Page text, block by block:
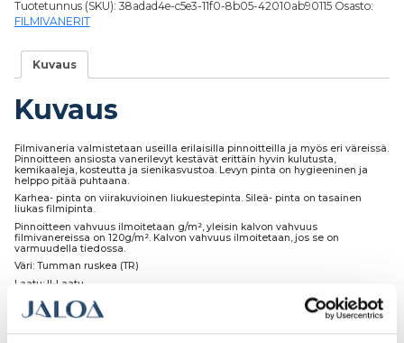
Tuotetunnus (SKU): 38adad4e-c5e3-11f0-8b05-42010ab90115 Osasto:
FILMIVANERIT
Kuvaus
Kuvaus
Filmivaneria valmistetaan useilla erilaisilla pinnoitteilla ja myös eri väreissä.
Pinnoitteen ansiosta vanerilevyt kestävät erittäin hyvin kulutusta,
kemikaaleja, kosteutta ja sienikasvustoa. Levyn pinta on hygieeninen ja
helppo pitää puhtaana.
Karhea- pinta on viirakuvioinen liukuestepinta. Sileä- pinta on tasainen
liukas filmipinta.
Pinnoitteen vahvuus ilmoitetaan g/m², yleisin kalvon vahvuus
filmivanereissa on 120g/m². Kalvon vahvuus ilmoitetaan, jos se on
varmuudella tiedossa.
Väri: Tumman ruskea (TR)
Laatu: II-Laatu
Runko: Koivuvaneria
Meiltä levyt voi ostaa myös määrämittaan sahattuna eri hinnoittelun